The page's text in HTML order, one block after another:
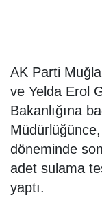
AK Parti
ve Yelda Erol
Bakanlığına
döneminde
adet sulama
yaptı.